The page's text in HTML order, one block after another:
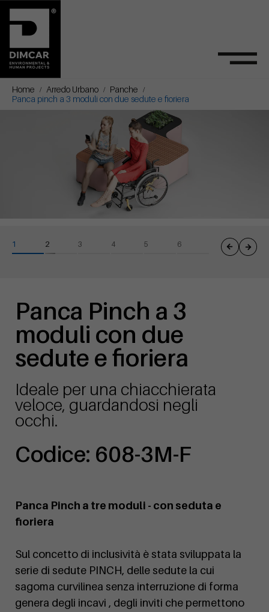
Home Arredo Urbano
Panche
Panca pinch a 3 moduli con due sedute e fioriera
Panca Pinch a 3
moduli con due
sedute e fioriera
Ideale per una chiacchierata
veloce, guardandosi negli
occhi.
Codice: 608-3M-F
Panca Pinch a tre moduli - con seduta e
fioriera
Sul concetto di inclusività è stata sviluppata la
serie di sedute PINCH, delle sedute la cui
sagoma curvilinea senza interruzione di forma
genera degli incavi , degli inviti che permettono